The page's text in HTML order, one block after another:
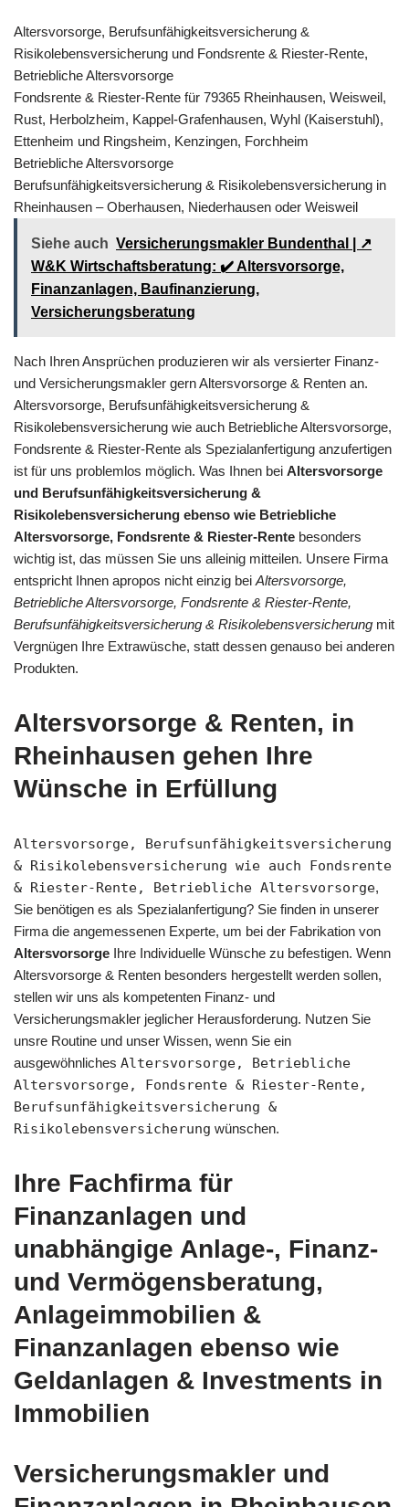
Altersvorsorge, Berufsunfähigkeitsversicherung &
Risikolebensversicherung und Fondsrente & Riester-Rente,
Betriebliche Altersvorsorge
Fondsrente & Riester-Rente für 79365 Rheinhausen, Weisweil,
Rust, Herbolzheim, Kappel-Grafenhausen, Wyhl (Kaiserstuhl),
Ettenheim und Ringsheim, Kenzingen, Forchheim
Betriebliche Altersvorsorge
Berufsunfähigkeitsversicherung & Risikolebensversicherung in
Rheinhausen – Oberhausen, Niederhausen oder Weisweil
Siehe auch Versicherungsmakler Bundenthal | ↗️
W&K Wirtschaftsberatung: ✔️ Altersvorsorge,
Finanzanlagen, Baufinanzierung,
Versicherungsberatung
Nach Ihren Ansprüchen produzieren wir als versierter Finanz-
und Versicherungsmakler gern Altersvorsorge & Renten an.
Altersvorsorge, Berufsunfähigkeitsversicherung &
Risikolebensversicherung wie auch Betriebliche Altersvorsorge,
Fondsrente & Riester-Rente als Spezialanfertigung anzufertigen
ist für uns problemlos möglich. Was Ihnen bei Altersvorsorge
und Berufsunfähigkeitsversicherung &
Risikolebensversicherung ebenso wie Betriebliche
Altersvorsorge, Fondsrente & Riester-Rente besonders
wichtig ist, das müssen Sie uns alleinig mitteilen. Unsere Firma
entspricht Ihnen apropos nicht einzig bei Altersvorsorge,
Betriebliche Altersvorsorge, Fondsrente & Riester-Rente,
Berufsunfähigkeitsversicherung & Risikolebensversicherung mit
Vergnügen Ihre Extrawüsche, statt dessen genauso bei anderen
Produkten.
Altersvorsorge & Renten, in
Rheinhausen gehen Ihre
Wünsche in Erfüllung
Altersvorsorge, Berufsunfähigkeitsversicherung
& Risikolebensversicherung wie auch Fondsrente
& Riester-Rente, Betriebliche Altersvorsorge,
Sie benötigen es als Spezialanfertigung? Sie finden in unserer
Firma die angemessenen Experte, um bei der Fabrikation von
Altersvorsorge Ihre Individuelle Wünsche zu befestigen. Wenn
Altersvorsorge & Renten besonders hergestellt werden sollen,
stellen wir uns als kompetenten Finanz- und
Versicherungsmakler jeglicher Herausforderung. Nutzen Sie
unsre Routine und unser Wissen, wenn Sie ein
ausgewöhnliches Altersvorsorge, Betriebliche
Altersvorsorge, Fondsrente & Riester-Rente,
Berufsunfähigkeitsversicherung &
Risikolebensversicherung wünschen.
Ihre Fachfirma für
Finanzanlagen und
unabhängige Anlage-, Finanz-
und Vermögensberatung,
Anlageimmobilien &
Finanzanlagen ebenso wie
Geldanlagen & Investments in
Immobilien
Versicherungsmakler und